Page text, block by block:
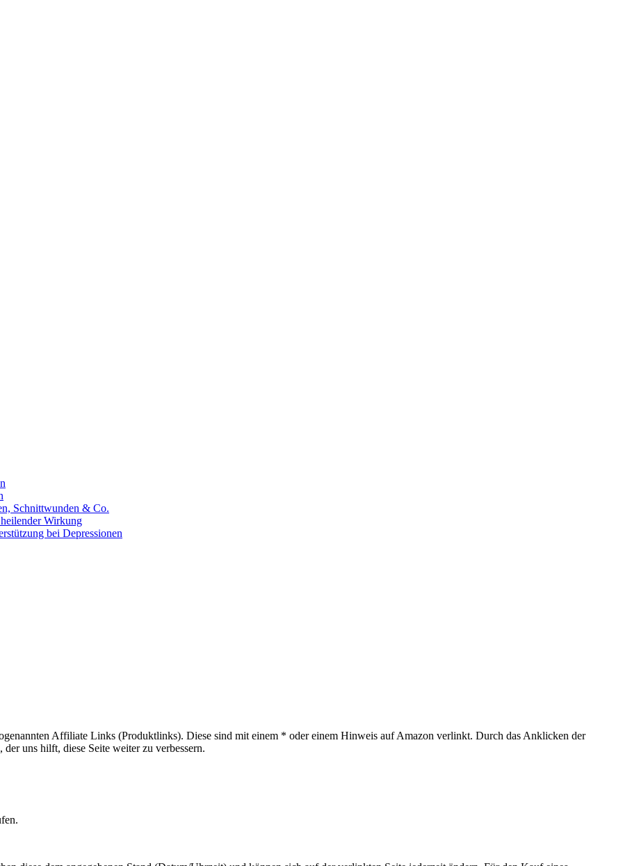
Schnittwunden & Co.
Wirkung
bei Depressionen
Affiliate Links (Produktlinks). Diese sind mit einem * oder einem Hinweis auf Amazon verlinkt. Durch das Anklicken der
uns hilft, diese Seite weiter zu verbessern.